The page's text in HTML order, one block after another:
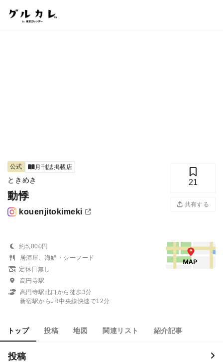
公式 月刊誌掲載店
ときめき
動悸
kouenjitokimeki
21
共有する
約5,000円
居酒屋、海鮮・シーフード
定休日無し
高円寺駅
高円寺駅北口から徒歩3分
新宿駅からJR中央線快速で12分
トップ 投稿 地図 関連リスト 紹介記事
投稿